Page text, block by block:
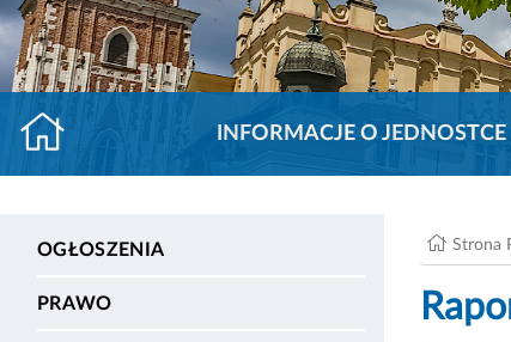
INFORMACJE O JEDNOSTCE
OGŁOSZENIA
PRAWO
Strona